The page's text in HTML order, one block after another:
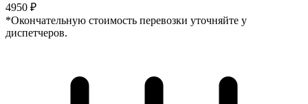
4950 ₽
*Окончательную стоимость перевозки уточняйте у
диспетчеров.